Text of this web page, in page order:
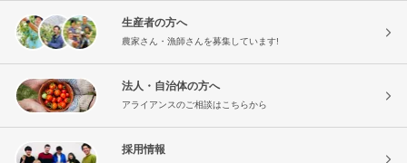
生産者の方へ
農家さん・漁師さんを募集しています!
法人・自治体の方へ
アライアンスのご相談はこちらから
採用情報